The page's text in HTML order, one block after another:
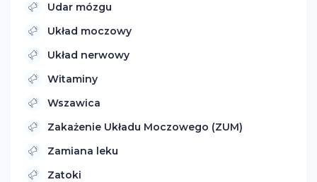
Udar mózgu
Układ moczowy
Układ nerwowy
Witaminy
Wszawica
Zakażenie Układu Moczowego (ZUM)
Zamiana leku
Zatoki